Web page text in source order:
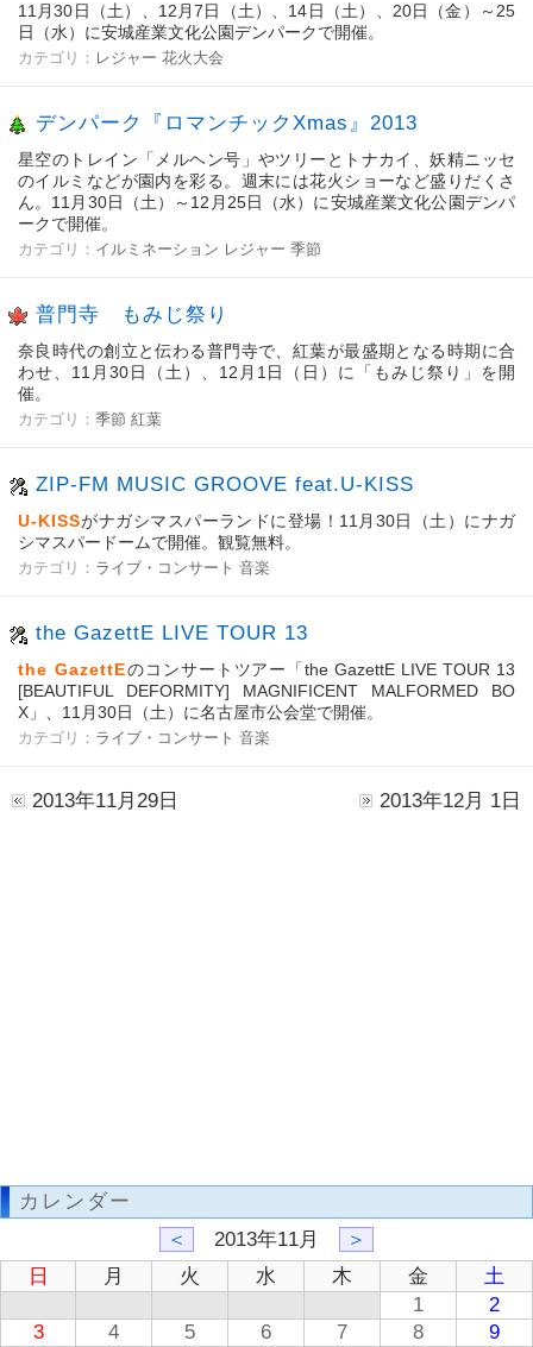
11月30日（土）、12月7日（土）、14日（土）、20日（金）～25
日（水）に安城産業文化公園デンパークで開催。
カテゴリ： レジャー 花火大会
デンパーク『ロマンチックXmas』2013
星空のトレイン「メルヘン号」やツリーとトナカイ、妖精ニッセ
のイルミなどが園内を彩る。週末には花火ショーなど盛りだくさ
ん。11月30日（土）～12月25日（水）に安城産業文化公園デンパ
ークで開催。
カテゴリ： イルミネーション レジャー 季節
普門寺 もみじ祭り
奈良時代の創立と伝わる普門寺で、紅葉が最盛期となる時期に合
わせ、11月30日（土）、12月1日（日）に「もみじ祭り」を開
催。
カテゴリ： 季節 紅葉
ZIP-FM MUSIC GROOVE feat.U-KISS
U-KISSがナガシマスパーランドに登場！11月30日（土）にナガ
シマスパードームで開催。観覧無料。
カテゴリ： ライブ・コンサート 音楽
the GazettE LIVE TOUR 13
the GazettEのコンサートツアー「the GazettE LIVE TOUR 13
[BEAUTIFUL DEFORMITY] MAGNIFICENT MALFORMED BO
X」、11月30日（土）に名古屋市公会堂で開催。
カテゴリ： ライブ・コンサート 音楽
2013年11月29日 2013年12月 1日
カレンダー
＜
2013年11月
＞
日
月 火 水 木 金
土
1
2
3
4 5 6 7 8
9